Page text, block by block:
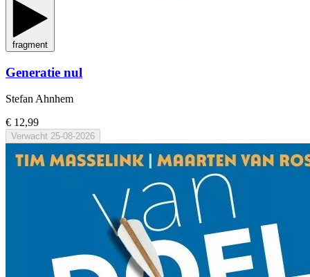
fragment
Generatie nul
Stefan Ahnhem
€ 12,99
Verwacht 25-08-2026